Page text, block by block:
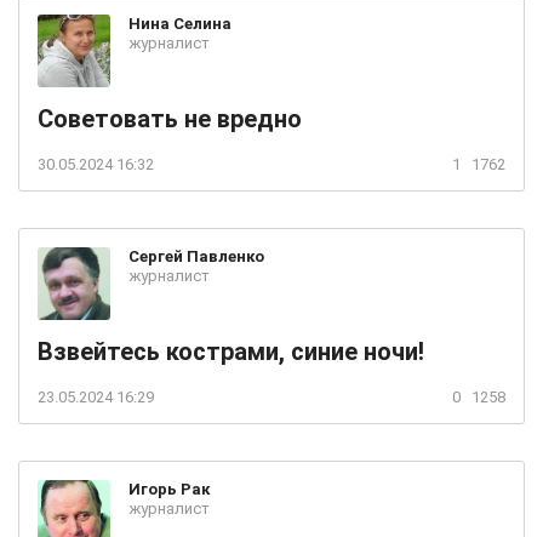
Нина Селина
журналист
Советовать не вредно
30.05.2024 16:32 1 1762
Сергей Павленко
журналист
Взвейтесь кострами, синие ночи!
23.05.2024 16:29 0 1258
Игорь Рак
журналист